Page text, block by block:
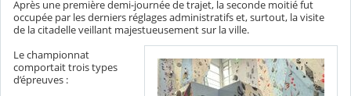
Après une première demi-journée de trajet, la seconde moitié fut
occupée par les derniers réglages administratifs et, surtout, la visite
de la citadelle veillant majestueusement sur la ville.
Le championnat
comportait trois types
d’épreuves :